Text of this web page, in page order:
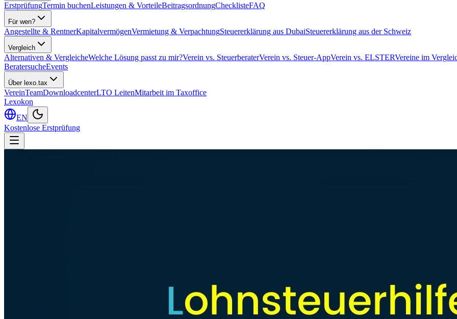
ErstprüfungTermin buchenLeistungen & VorteileBeitragsordnungChecklisteFAQ
Für wen?
Angestellte & RentnerKapitalvermögenVermietung & VerpachtungSteuererklärung aus DubaiSteuererklärung aus der Schweiz
Vergleich
Alternativen & VergleicheWelche Lösung passt zu mir?Verein vs. SteuerberaterVerein vs. Steuer-AppVerein vs. ELSTERVereine im
BeratersucheEvents
Über lexo.tax
VereinTeamDownloadcenterLTO LeitenMitarbeit im Taxoffice
Lexokon
EN
Kostenlose Erstprüfung